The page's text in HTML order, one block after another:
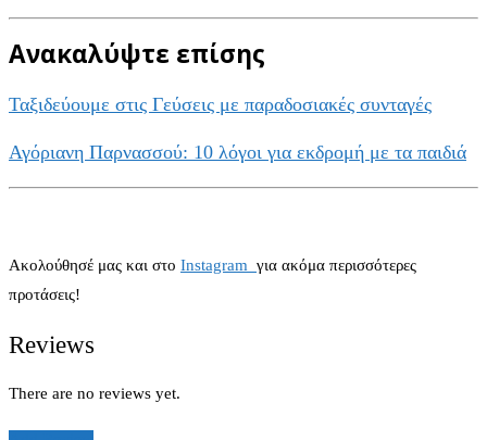
Ανακαλύψτε επίσης
Ταξιδεύουμε στις Γεύσεις με παραδοσιακές συνταγές
Αγόριανη Παρνασσού: 10 λόγοι για εκδρομή με τα παιδιά
Ακολούθησέ μας και στο Instagram για ακόμα περισσότερες
προτάσεις!
Reviews
There are no reviews yet.